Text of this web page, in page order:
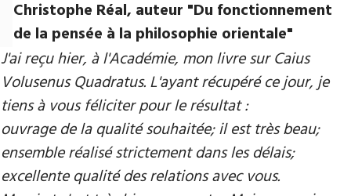
Christophe Réal, auteur ​"Du fonctionnement
de la pensée à la philosophie orientale"
J'ai reçu hier, à l'Académie, mon livre sur Caius
Volusenus Quadratus. L'ayant récupéré ce jour, je
tiens à vous féliciter pour le résultat :
ouvrage de la qualité souhaitée; il est très beau;
ensemble réalisé strictement dans les délais;
excellente qualité des relations avec vous.